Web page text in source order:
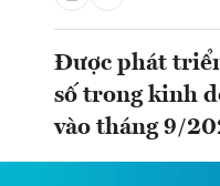
Được phát
số trong kinh
vào tháng 9/